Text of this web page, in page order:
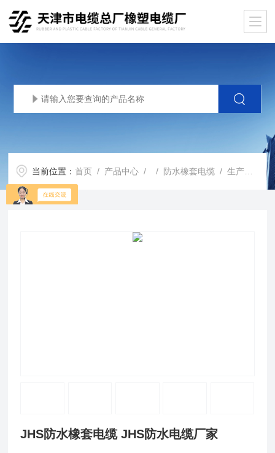
当前位置：首页 / 产品中心 / / 防水橡套电缆 / 生产基地JHS防水橡套电缆 JHS防水电缆厂家
JHS防水橡套电缆 JHS防水电缆厂家